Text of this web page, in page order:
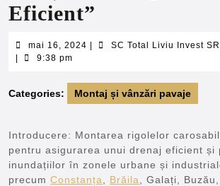
Eficient”
mai 16, 2024 mai
| SC Total Liviu Invest
|
9:38 pm
Categories: Montaj și vânzări pavaje
Introducere: Montarea rigolelor
pentru asigurarea unui drenaj eficient și
inundațiilor în zonele urbane și
precum Constanța Brăila
, Galați,